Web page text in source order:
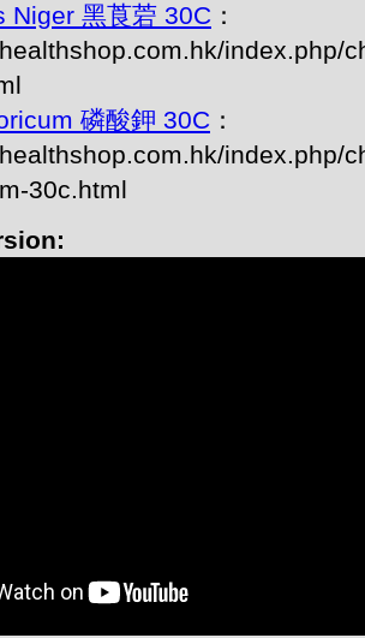
Niger 黑莨菪 30C ：
index.php/
磷酸鉀 30C ：
index.php/
30c.html